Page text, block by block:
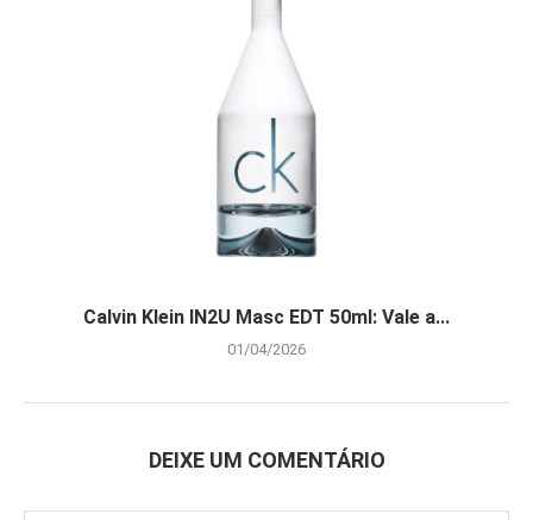
Calvin Klein IN2U Masc EDT 50ml: Vale a...
01/04/2026
DEIXE UM COMENTÁRIO